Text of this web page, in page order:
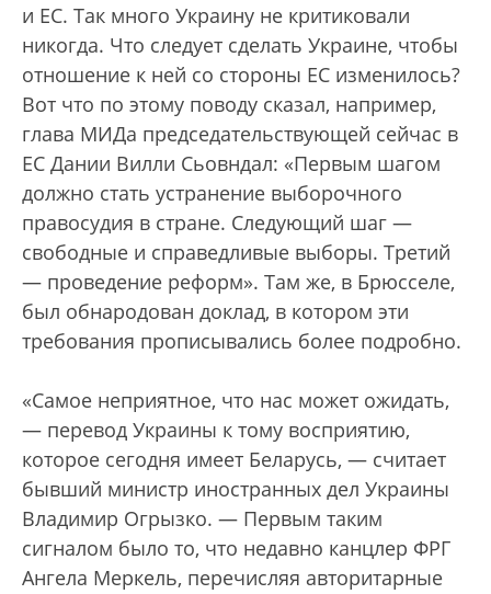
и ЕС. Так много Украину не критиковали
никогда. Что следует сделать Украине, чтобы
отношение к ней со стороны ЕС изменилось?
Вот что по этому поводу сказал, например,
глава МИДа председательствующей сейчас в
ЕС Дании Вилли Сьовндал: «Первым шагом
должно стать устранение выборочного
правосудия в стране. Следующий шаг —
свободные и справедливые выборы. Третий
— проведение реформ». Там же, в Брюсселе,
был обнародован доклад, в котором эти
требования прописывались более подробно.
«Самое неприятное, что нас может ожидать,
— перевод Украины к тому восприятию,
которое сегодня имеет Беларусь, — считает
бывший министр иностранных дел Украины
Владимир Огрызко. — Первым таким
сигналом было то, что недавно канцлер ФРГ
Ангела Меркель, перечисляя авторитарные